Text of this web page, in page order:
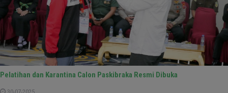
Pelatihan dan Karantina Calon Paskibraka Resmi Dibuka